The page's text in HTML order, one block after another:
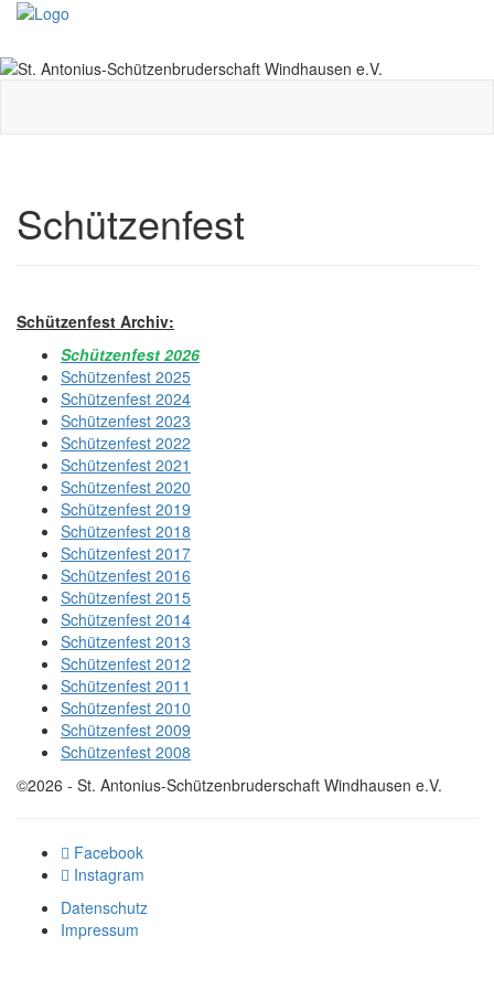
Schützenfest
Schützenfest Archiv:
Schützenfest 2026
Schützenfest 2025
Schützenfest 2024
Schützenfest 2023
Schützenfest 2022
Schützenfest 2021
Schützenfest 2020
Schützenfest 2019
Schützenfest 2018
Schützenfest 2017
Schützenfest 2016
Schützenfest 2015
Schützenfest 2014
Schützenfest 2013
Schützenfest 2012
Schützenfest 2011
Schützenfest 2010
Schützenfest 2009
Schützenfest 2008
©2026 - St. Antonius-Schützenbruderschaft Windhausen e.V.
Facebook
Instagram
Datenschutz
Impressum